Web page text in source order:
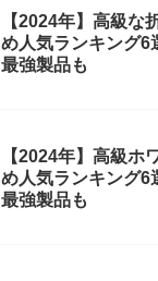
【2024年】高級な
め人気ランキング6
最強製品も
【2024年】高級ホ
め人気ランキング6
最強製品も